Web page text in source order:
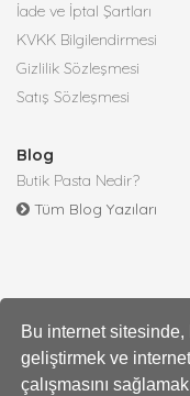
Bu internet sitesinde,
geliştirmek ve
çalışmasını
İade ve İptal Şartları
KVKK Bilgilendirmesi
Gizlilik Sözleşmesi
Satış Sözleşmesi
Blog
Butik Pasta Nedir?
Tüm Blog Yazıları